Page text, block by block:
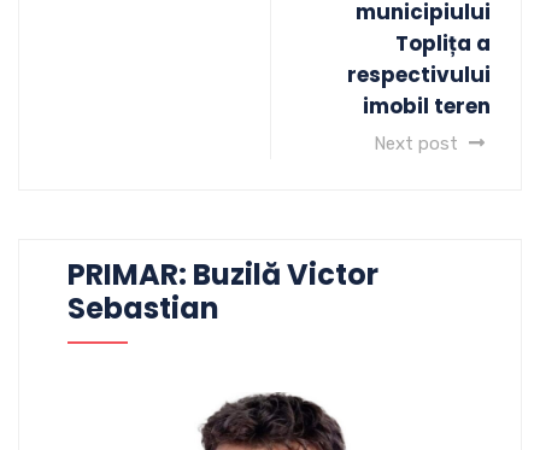
municipiului
Toplița a
respectivului
imobil teren
Next post
PRIMAR: Buzilă Victor
Sebastian